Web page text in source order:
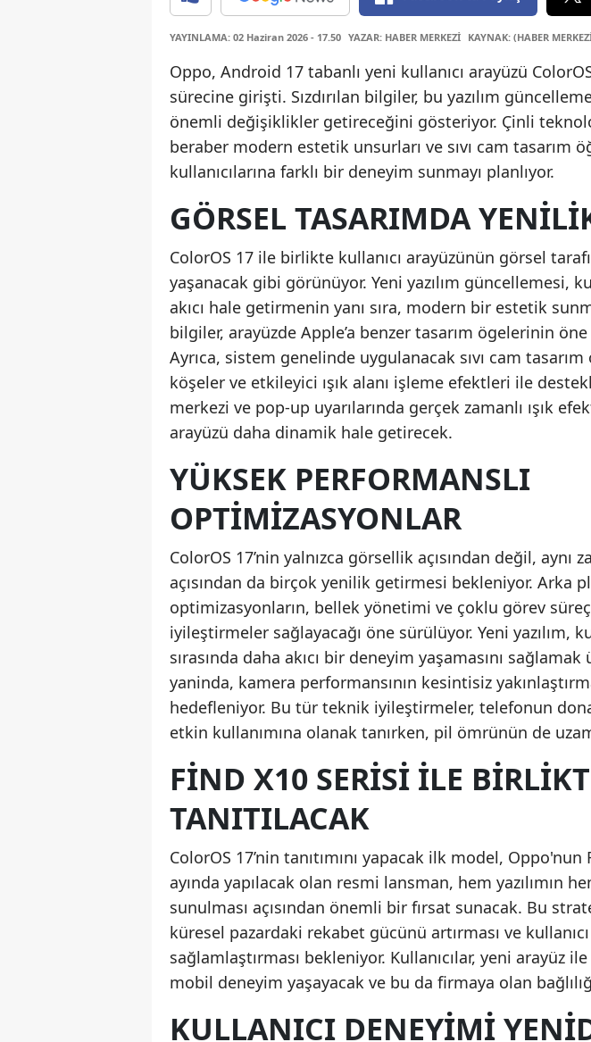
YAYINLAMA: 02 Haziran 2026 - 17.50 YAZAR: HABER MERKEZİ KAYNAK: (HABER
Oppo, Android 17 tabanlı yeni kullanıcı arayüzü
sürecine girişti. Sızdırılan bilgiler, bu yazılım
önemli değişiklikler getireceğini gösteriyor. Çinli
beraber modern estetik unsurları ve sıvı cam tasarım
kullanıcılarına farklı bir deneyim sunmayı planlıyor.
GÖRSEL TASARIMDA
ColorOS 17 ile birlikte kullanıcı arayüzünün görsel
yaşanacak gibi görünüyor. Yeni yazılım güncellemesi,
akıcı hale getirmenin yanı sıra, modern bir estetik
bilgiler, arayüzde Apple’a benzer tasarım ögelerinin öne
Ayrıca, sistem genelinde uygulanacak sıvı cam
köşeler ve etkileyici ışık alanı işleme efektleri ile
merkezi ve pop-up uyarılarında gerçek zamanlı ışık
arayüzü daha dinamik hale getirecek.
YÜKSEK PERFORMANSLI
OPTIMIZASYONLAR
ColorOS 17’nin yalnızca görsellik açısından değil, aynı
açısından da birçok yenilik getirmesi bekleniyor. Arka
optimizasyonların, bellek yönetimi ve çoklu görev
iyileştirmeler sağlayacağı öne sürülüyor. Yeni yazılım,
sırasında daha akıcı bir deneyim yaşamasını
yaninda, kamera performansının kesintisiz
hedefleniyor. Bu tür teknik iyileştirmeler, telefonun
etkin kullanımına olanak tanırken, pil ömrünün de
FIND X10 SERISI ILE
TANITILACAK
ColorOS 17’nin tanıtımını yapacak ilk model,
ayında yapılacak olan resmi lansman, hem yazılımın
sunulması açısından önemli bir fırsat sunacak. Bu
küresel pazardaki rekabet gücünü artırması ve
sağlamlaştırması bekleniyor. Kullanıcılar, yeni arayüz
mobil deneyim yaşayacak ve bu da firmaya olan
KULLANICI DENEYIMI